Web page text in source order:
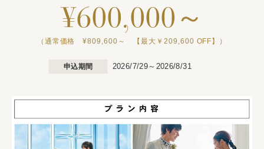
¥600,000～
（通常価格 ¥809,600～ 【最大￥209,600 OFF】）
申込期間 2026/7/29～2026/8/31